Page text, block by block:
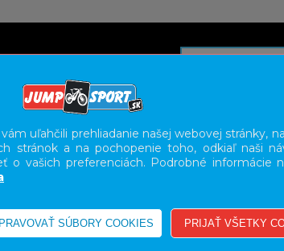
KARIÉRA BODY GEOMETRY FIT
uľahčili prehliadanie našej webovej stránky,
stránok a na pochopenie toho, odkiaľ naši
o vašich preferenciách. Podrobné informácie